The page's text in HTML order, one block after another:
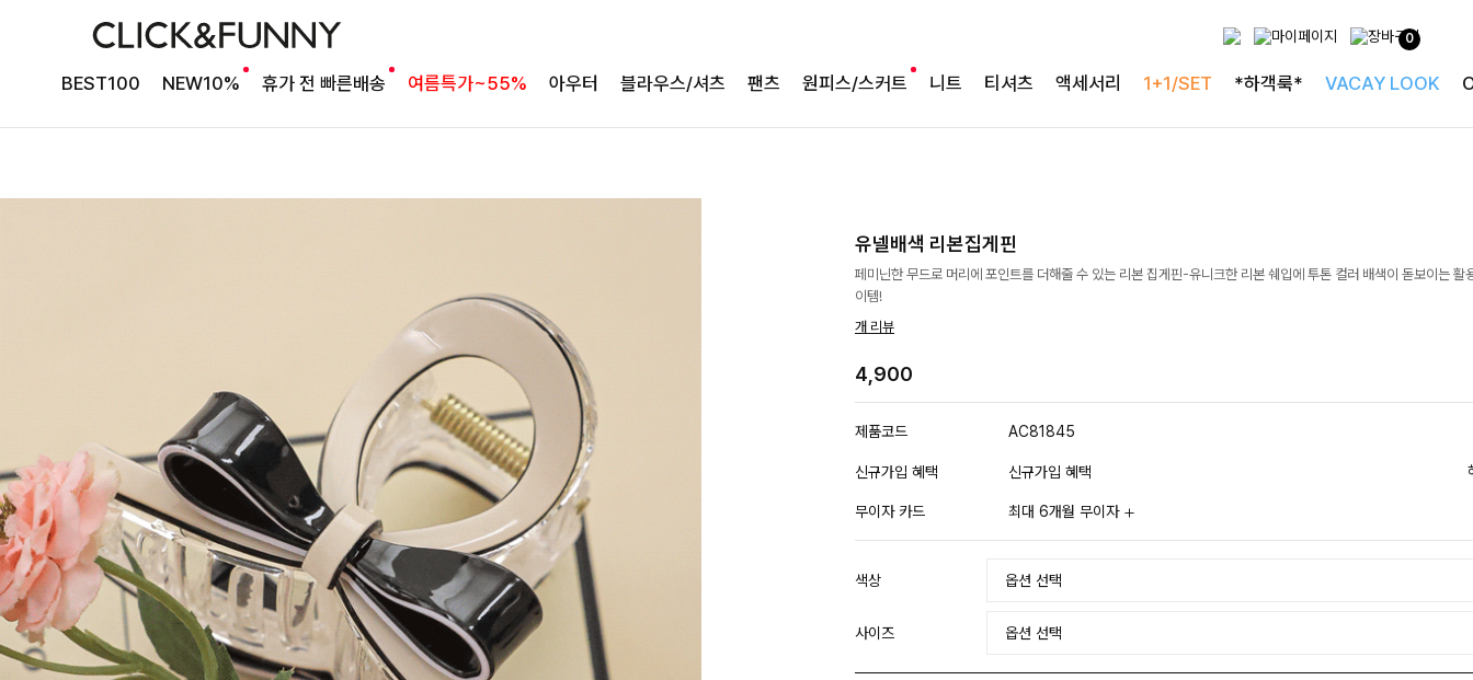
0
BEST100 NEW10% 휴가 전 빠른배송 여름특가~55% 아우터 블라우스/셔츠 팬츠 원피스/스커트 니트 티셔츠 액세서리 1+1/SET *하객룩* VACAY LOOK
유넬배색 리본집게핀
페미닌한 무드로 머리에 포인트를 더해줄 수 있는 리본 집게핀-유니크한 리본 쉐입에 투톤 컬러 배색이 돋보이는 활
이템!
개 리뷰
4,900
제품코드 AC81845
신규가입 혜택 신규가입 혜택
무이자 카드 최대 6개월 무이자
색상
사이즈